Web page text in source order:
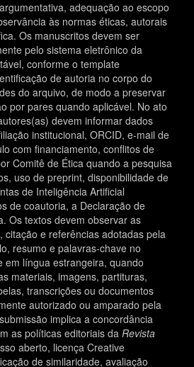
adequação ao escopo
às normas éticas, autorais
Os manuscritos devem ser
pelo sistema eletrônico da
conforme o template
de autoria no corpo do
do arquivo, de modo a preservar
por pares quando aplicável. No ato
devem informar dados
institucional, ORCID, e-mail de
com financiamento, conflitos de
Comitê de Ética quando a pesquisa
uso de preprint, disponibilidade de
de Inteligência Artificial
de coautoria, a Declaração de
Os textos devem observar as
citação e referências adotadas pela
resumo e palavras-chave no
em língua estrangeira, quando
materiais, imagens, partituras,
transcrições ou documentos
autorizado ou amparado pela
implica a concordância
as políticas editoriais da Revista
aberto, licença Creative
de similaridade, avaliação